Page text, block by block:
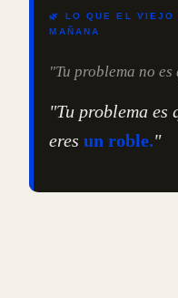
🌿 LO QUE EL VIEJO
MAÑANA
"Tu problema no
"Tu problema es
eresun roble."